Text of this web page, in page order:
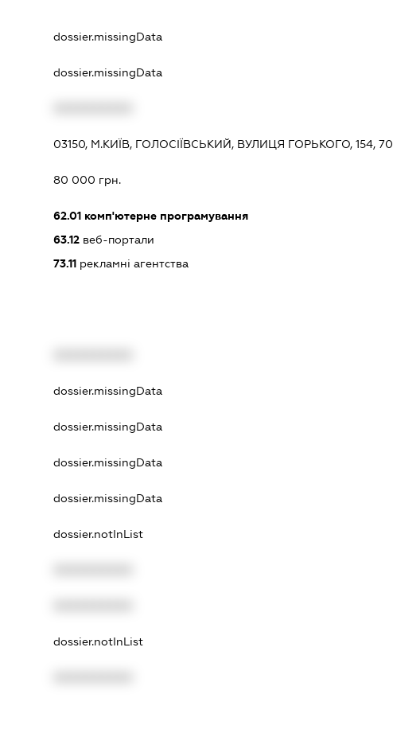
dossier.missingData
dossier.missingData
03150, М.КИЇВ, ГОЛОСІЇВСЬКИЙ, ВУЛИЦЯ ГОРЬКОГО, 154, 70
80 000 грн.
62.01 комп'ютерне програмування
63.12 веб-портали
73.11 рекламні агентства
dossier.missingData
dossier.missingData
dossier.missingData
dossier.missingData
dossier.notInList
dossier.notInList